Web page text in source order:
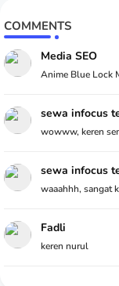
COMMENTS
Media SEO
Anime Blue Lock
sewa infocus
wowww, keren
sewa infocus
waaahhh, sangat
Fadli
keren nurul